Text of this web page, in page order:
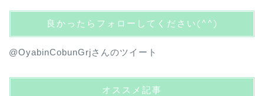
良かったらフォローしてください(^^)
@OyabinCobunGrjさんのツイート
オススメ記事